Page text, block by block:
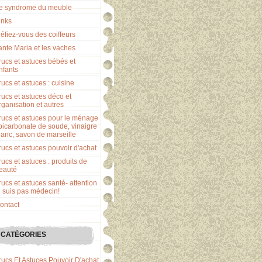
syndrome du meuble
vous des coiffeurs
Maria et les vaches
et astuces bébés et
et astuces : cuisine
et astuces déco et
et autres
et astuces pour le ménage
de soude, vinaigre
savon de marseille
et astuces pouvoir d'achat
et astuces : produits de
et astuces santé- attention
suis pas médecin!
CATÉGORIES
Et Astuces Pouvoir D'achat